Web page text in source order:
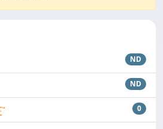
ND
ND
0